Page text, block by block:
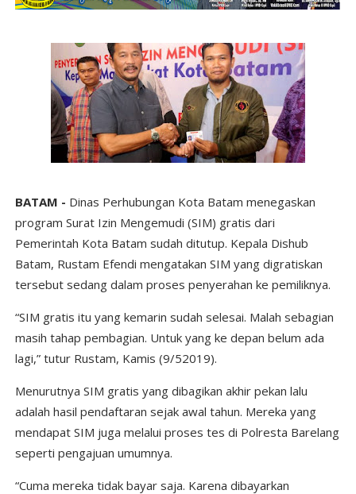
BATAM - Dinas Perhubungan Kota Batam menegaskan
program Surat Izin Mengemudi (SIM) gratis dari
Pemerintah Kota Batam sudah ditutup. Kepala Dishub
Batam, Rustam Efendi mengatakan SIM yang digratiskan
tersebut sedang dalam proses penyerahan ke pemiliknya.
“SIM gratis itu yang kemarin sudah selesai. Malah sebagian
masih tahap pembagian. Untuk yang ke depan belum ada
lagi,” tutur Rustam, Kamis (9/52019).
Menurutnya SIM gratis yang dibagikan akhir pekan lalu
adalah hasil pendaftaran sejak awal tahun. Mereka yang
mendapat SIM juga melalui proses tes di Polresta Barelang
seperti pengajuan umumnya.
“Cuma mereka tidak bayar saja. Karena dibayarkan